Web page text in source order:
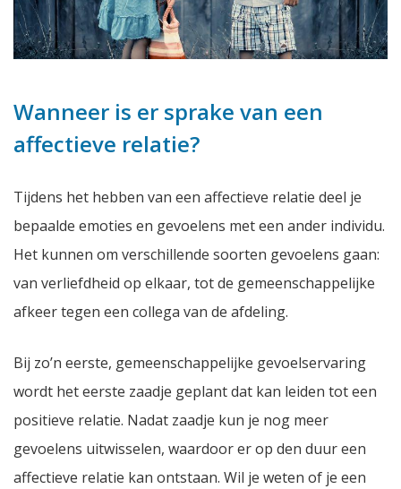
Wanneer is er sprake van een
affectieve relatie?
Tijdens het hebben van een affectieve relatie deel je
bepaalde emoties en gevoelens met een ander individu.
Het kunnen om verschillende soorten gevoelens gaan:
van verliefdheid op elkaar, tot de gemeenschappelijke
afkeer tegen een collega van de afdeling.
Bij zo’n eerste, gemeenschappelijke gevoelservaring
wordt het eerste zaadje geplant dat kan leiden tot een
positieve relatie. Nadat zaadje kun je nog meer
gevoelens uitwisselen, waardoor er op den duur een
affectieve relatie kan ontstaan. Wil je weten of je een